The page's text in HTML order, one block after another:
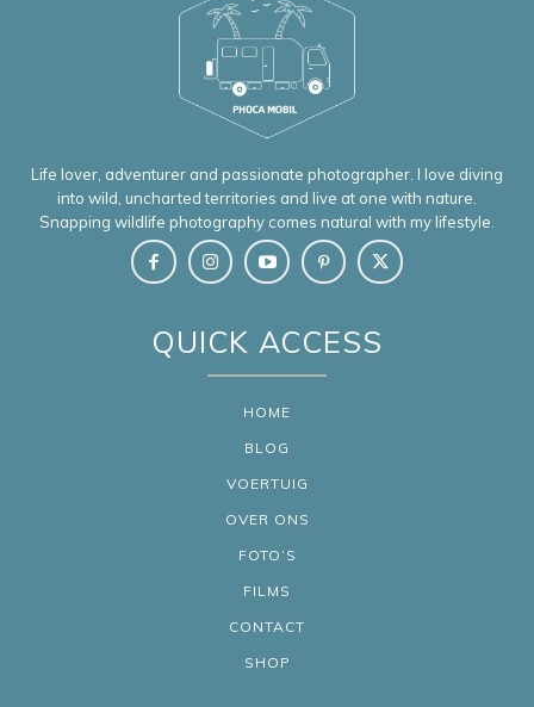
Life lover, adventurer and passionate photographer. I love diving
into wild, uncharted territories and live at one with nature.
Snapping wildlife photography comes natural with my lifestyle.
QUICK ACCESS
HOME
BLOG
VOERTUIG
OVER ONS
FOTO’S
FILMS
CONTACT
SHOP